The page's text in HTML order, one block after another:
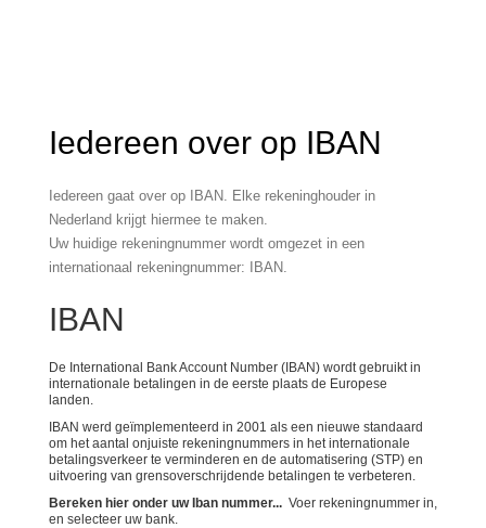
Iedereen over op IBAN
Iedereen gaat over op IBAN. Elke rekeninghouder in
Nederland krijgt hiermee te maken.
Uw huidige rekeningnummer wordt omgezet in een
internationaal rekeningnummer: IBAN.
IBAN
De International Bank Account Number (IBAN) wordt gebruikt in
internationale betalingen in de eerste plaats de Europese
landen.
IBAN werd geïmplementeerd in 2001 als een nieuwe standaard
om het aantal onjuiste rekeningnummers in het internationale
betalingsverkeer te verminderen en de automatisering (STP) en
uitvoering van grensoverschrijdende betalingen te verbeteren.
Bereken hier onder uw Iban nummer... Voer rekeningnummer in,
en selecteer uw bank.